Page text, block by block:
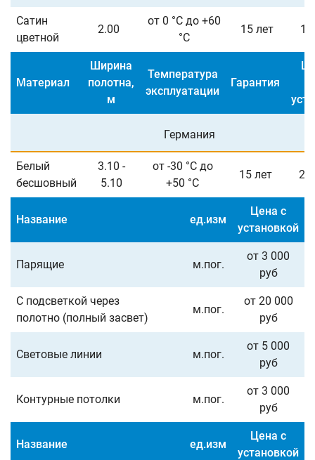
Сатин
цветной
2.00
от 0 °С до +60
°С
15 лет
Материал
Ширина
полотна,
м
Температура
эксплуатации
Гарантия
Германия
Белый
бесшовный
3.10 -
5.10
от -30 °С до
+50 °С
15 лет
Название ед.изм
Цена с
установкой
Парящие м.пог.
от 3 000
руб
С подсветкой через
полотно (полный засвет)
м.пог.
от 20 000
руб
Световые линии м.пог.
от 5 000
руб
Контурные потолки м.пог.
от 3 000
руб
Название ед.изм
Цена с
установкой